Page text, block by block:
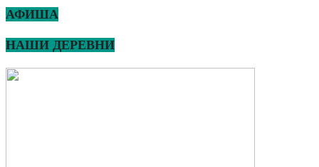
АФИША
НАШИ ДЕРЕВНИ